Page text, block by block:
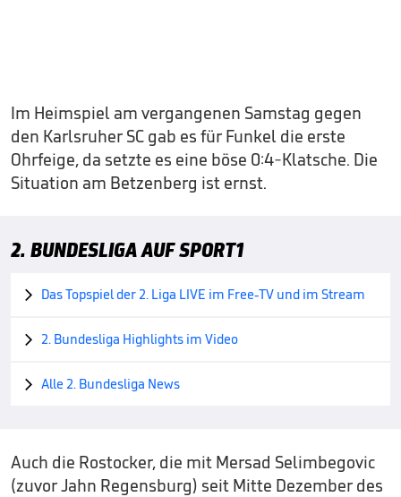
Im Heimspiel am vergangenen Samstag gegen
den Karlsruher SC gab es für Funkel die erste
Ohrfeige, da setzte es eine böse 0:4-Klatsche. Die
Situation am Betzenberg ist ernst.
2. BUNDESLIGA AUF SPORT1
 Das Topspiel der 2. Liga LIVE im Free-TV und im Stream
 2. Bundesliga Highlights im Video
 Alle 2. Bundesliga News
Auch die Rostocker, die mit Mersad Selimbegovic
(zuvor Jahn Regensburg) seit Mitte Dezember des